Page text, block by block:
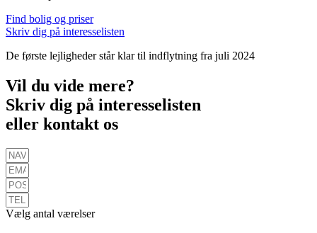
Find bolig og priser
Skriv dig på interesselisten
De første lejligheder står klar til indflytning fra juli 2024
Vil du vide mere?
Skriv dig på interesselisten
eller kontakt os
Vælg antal værelser